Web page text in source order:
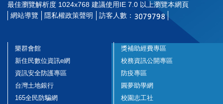
最佳瀏覽解析度 1024x768 建議使用IE 7.0 以上瀏覽本網頁
網站導覽
隱私權政策聲明 訪客人數：
樂群會館
獎補助經費專區
新住民數位資訊e網
校務資訊公開專區
資訊安全防護專區
防疫專區
台灣土地銀行
圓夢助學網
165全民防騙網
校園志工社